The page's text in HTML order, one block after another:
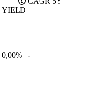
YIELD
0,00% -